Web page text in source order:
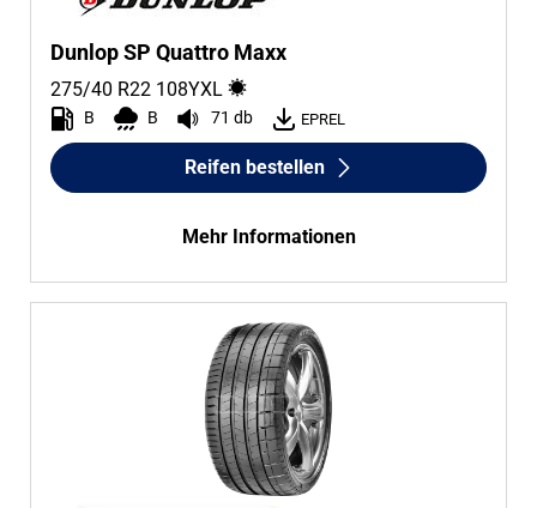
Dunlop SP Quattro Maxx
275/40 R22 108YXL
B B 71 db EPREL
Reifen bestellen
Mehr Informationen